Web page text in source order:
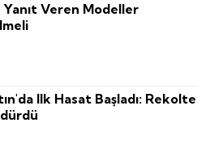
Veren Modeller
Ilk Hasat Başladı: Rekolte